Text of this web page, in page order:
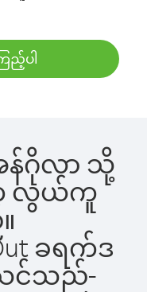
ည့်ပါ
အန်ဂိုလာ သို့
က လွယ်ကူ
ခရက်ဒ
သင်သည်-